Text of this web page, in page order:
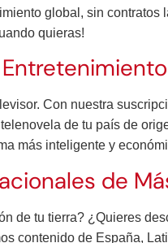
global, sin
quieras!
Con nuestra
de tu país de
más inteligente y
de
de tu tierra? ¿Quieres
contenido de España,